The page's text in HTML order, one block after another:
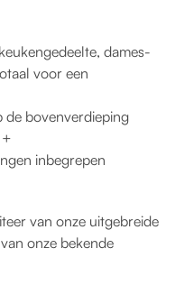
dames-
voor een
de bovenverdieping
inbegrepen
van onze uitgebreide
onze bekende